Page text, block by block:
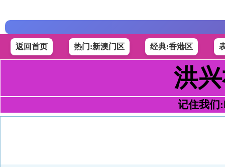
返回首页 热门:新澳门区 经典:香港区
洪
记住我们